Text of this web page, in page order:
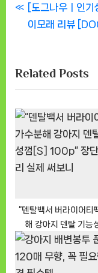
글P
r
i
o
s
P
o
s
:
[도그나우ㅣ인
이모래 리뷰
Related Posts
“덴탈백서 버라이어티
해 강아지 덴탈 기능
100p” 장단점 총정리
니